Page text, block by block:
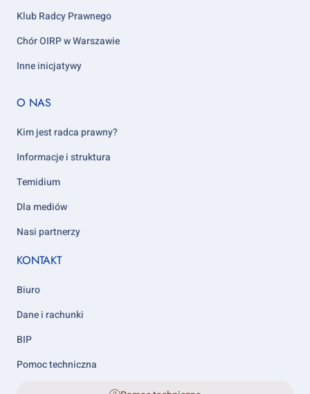
Klub Radcy Prawnego
Chór OIRP w Warszawie
Inne inicjatywy
Footer
5
O NAS
Kim jest radca prawny?
Informacje i struktura
Temidium
Dla mediów
Nasi partnerzy
KONTAKT
Biuro
Dane i rachunki
BIP
Pomoc techniczna